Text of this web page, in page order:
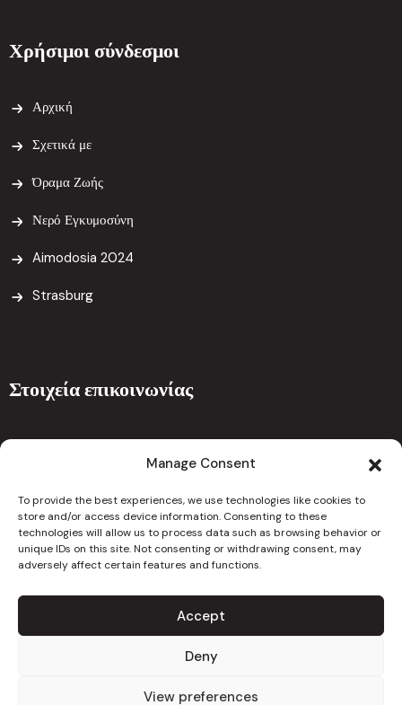
Manage Consent
To provide the best experiences, we use technologies like cookies to
store and/or access device information. Consenting to these
technologies will allow us to process data such as browsing behavior or
unique IDs on this site. Not consenting or withdrawing consent, may
adversely affect certain features and functions.
Accept
Deny
View preferences
Χρήσιμοι σύνδεσμοι
Αρχική
Σχετικά με
Όραμα Ζωής
Νερό Εγκυμοσύνη
Aimodosia 2024
Strasburg
Στοιχεία επικοινωνίας
info@christoforouclinic.com
24667626
Copyright 2023. All Rights Reserved
Πολιτική Ιστοσελίδας